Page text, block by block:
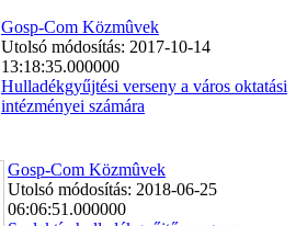
Gosp-Com Közmûvek
Utolsó módosítás: 2017-10-14
13:18:35.000000
Hulladékgyűjtési verseny a város oktatási
intézményei számára
Gosp-Com Közmûvek
Utolsó módosítás: 2018-06-25
06:06:51.000000